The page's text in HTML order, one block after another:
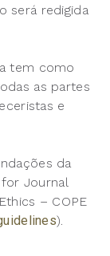
será redigida
tem como
as partes
e
da
Journal
– COPE
).